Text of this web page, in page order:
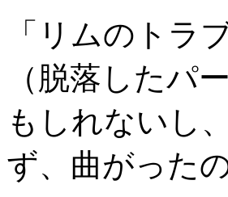
「リムのトラ
（脱落したパ
もしれないし
ず、曲がった